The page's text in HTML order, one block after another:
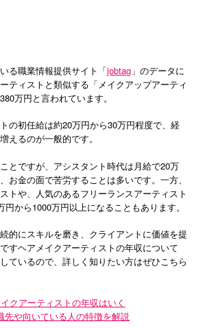
る職業情報提供サイト「jobtag 」のデータに
ティストと類似する「メイクアップアーティ
万円と言われています。
の初任給は約20万円から30万円程度で、経
えるのが一般的です。
とですが、アシスタント時代は月給で20万
お金の面で苦労することは多いです。一方、
トや、人気のあるフリーランスアーティスト
から1000万円以上になることもあります。
的にスキルを磨き、クライアントに価値を提
すヘアメイクアーティストの年収について
ているので、詳しく知りたい方はぜひこちら
クアーティストの年収はいく
先や向いている人の特徴を解説